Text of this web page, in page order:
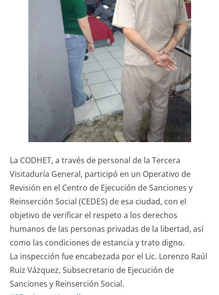
La CODHET, a través de personal de la Tercera
Visitaduría General, participó en un Operativo de
Revisión en el Centro de Ejecución de Sanciones y
Reinserción Social (CEDES) de esa ciudad, con el
objetivo de verificar el respeto a los derechos
humanos de las personas privadas de la libertad, así
como las condiciones de estancia y trato digno.
La inspección fue encabezada por el Lic. Lorenzo Raúl
Ruiz Vázquez, Subsecretario de Ejecución de
Sanciones y Reinserción Social.